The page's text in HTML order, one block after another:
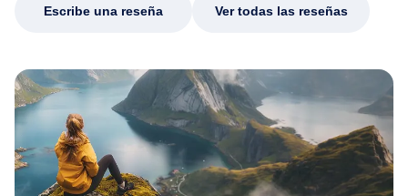
Escribe una reseña Ver todas las reseñas